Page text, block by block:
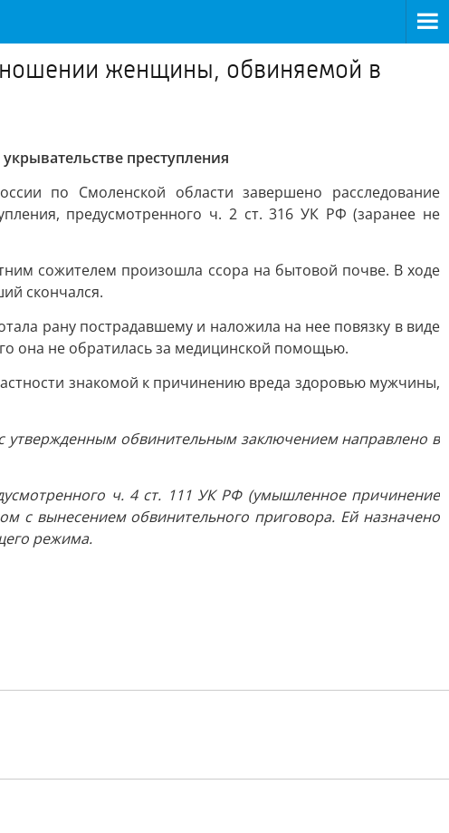
женщины, обвиняемой в
преступления
по Смоленской области завершено расследование
предусмотренного ч. 2 ст. 316 УК РФ (заранее не
сожителем произошла ссора на бытовой почве. В ходе
скончался.
рану пострадавшему и наложила на нее повязку в виде
она не обратилась за медицинской помощью.
знакомой к причинению вреда здоровью мужчины,
утвержденным обвинительным заключением направлено в
ч. 4 ст. 111 УК РФ (умышленное причинение
с вынесением обвинительного приговора. Ей назначено
режима.